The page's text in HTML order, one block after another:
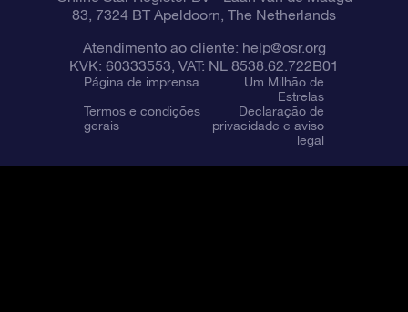
83, 7324 BT Apeldoorn, The Netherlands
Atendimento ao cliente: help@osr.org
KVK: 60333553, VAT: NL 8538.62.722B01
Página de imprensa
Um Milhão de
Estrelas
Termos e condições
gerais
Declaração de
privacidade e aviso
legal